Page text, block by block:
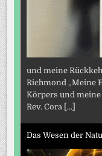
und meine
Richmond „Meine
Körpers und meine
Rev. Cora [...]
Das Wesen der